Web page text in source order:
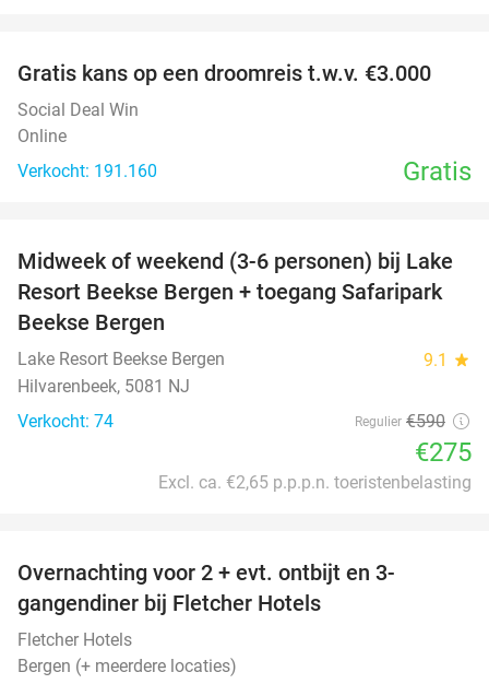
Gratis kans op een droomreis t.w.v. €3.000
Social Deal Win
Online
Verkocht: 191.160
Gratis
53%
Midweek of weekend (3-6 personen) bij Lake
Resort Beekse Bergen + toegang Safaripark
Beekse Bergen
Lake Resort Beekse Bergen 9.1 star
Hilvarenbeek, 5081 NJ
Verkocht: 74
Regulier €590
€275
Excl. ca. €2,65 p.p.p.n. toeristenbelasting
Overnachting voor 2 + evt. ontbijt en 3-
gangendiner bij Fletcher Hotels
Fletcher Hotels
Bergen (+ meerdere locaties)